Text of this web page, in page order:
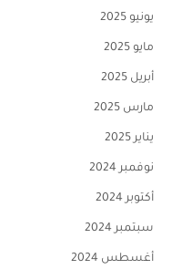
يونيو 2025
مايو 2025
أبريل 2025
مارس 2025
يناير 2025
نوفمبر 2024
أكتوبر 2024
سبتمبر 2024
أغسطس 2024